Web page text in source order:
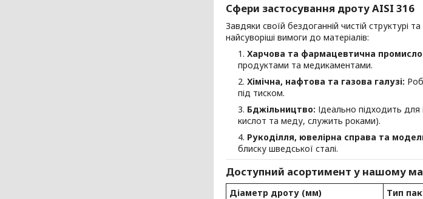
Сфери застосування дроту AISI 316
Завдяки своїй бездоганній чистій структурі
найсуворіші вимоги до матеріалів:
Харчова та фармацевтична
продуктами та медикаментами.
Хімічна, нафтова та газова галузі:
під тиском.
Бджільництво: Ідеально підходить для
кислот та меду, служить роками).
Рукоділля, ювелірна справа та
блиску шведської сталі.
Доступний асортимент у нашому
Діаметр дроту (мм) Тип